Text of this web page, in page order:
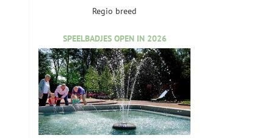
Regio breed
SPEELBADJES OPEN IN 2026